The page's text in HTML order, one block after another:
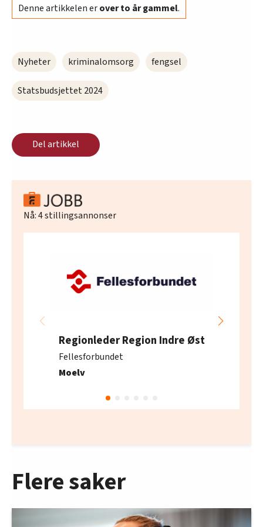
Denne artikkelen erover to år gammel.
Nyheter kriminalomsorg fengsel
Statsbudsjettet 2024
Del artikkel
Nå:4stillingsannonser
Regionleder Region Indre Øst
Fellesforbundet
Moelv
Flere saker